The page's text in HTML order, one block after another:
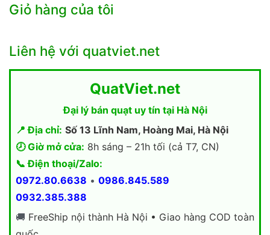
Giỏ hàng của tôi
Liên hệ với quatviet.net
QuatViet.net
Đại lý bán quạt uy tín tại Hà Nội
📍 Địa chỉ: Số 13 Lĩnh Nam, Hoàng Mai, Hà Nội
🕗 Giờ mở cửa: 8h sáng – 21h tối (cả T7, CN)
📞 Điện thoại/Zalo:
0972.80.6638 • 0986.845.589
0932.385.388
🚚 FreeShip nội thành Hà Nội • Giao hàng COD toàn